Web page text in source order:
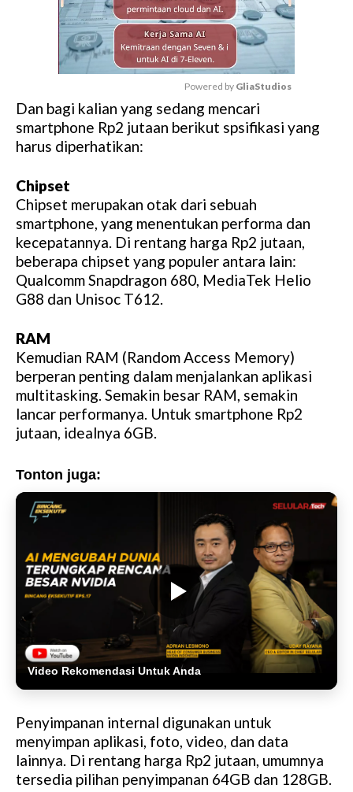
M
u
Powered by GliaStudios
Dan bagi kalian yang sedang mencari
smartphone Rp2 jutaan berikut spsifikasi yang
harus diperhatikan:
Chipset
Chipset merupakan otak dari sebuah
smartphone, yang menentukan performa dan
kecepatannya. Di rentang harga Rp2 jutaan,
beberapa chipset yang populer antara lain:
Qualcomm Snapdragon 680, MediaTek Helio
G88 dan Unisoc T612.
RAM
Kemudian RAM (Random Access Memory)
berperan penting dalam menjalankan aplikasi
multitasking. Semakin besar RAM, semakin
lancar performanya. Untuk smartphone Rp2
jutaan, idealnya 6GB.
Tonton juga:
Video Rekomendasi Untuk Anda
Penyimpanan internal digunakan untuk
menyimpan aplikasi, foto, video, dan data
lainnya. Di rentang harga Rp2 jutaan, umumnya
tersedia pilihan penyimpanan 64GB dan 128GB.